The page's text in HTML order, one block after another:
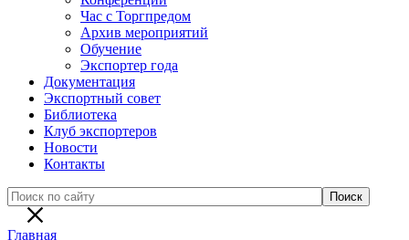
Час с Торгпредом
Архив мероприятий
Обучение
Экспортер года
Документация
Экспортный совет
Библиотека
Клуб экспортеров
Новости
Контакты
Главная